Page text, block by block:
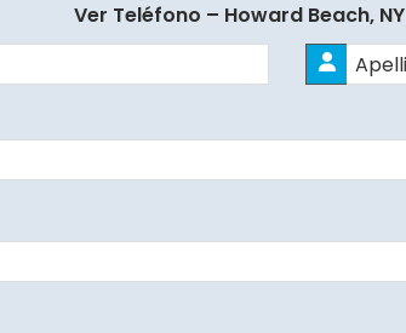
Ver Teléfono – Howard Beach, NY